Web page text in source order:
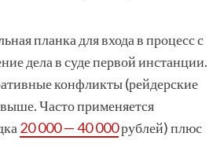
планка для входа в процесс с
дела в суде первой инстанции.
конфликты (рейдерские
Часто применяется
20 000 — 40 000рублей) плюс